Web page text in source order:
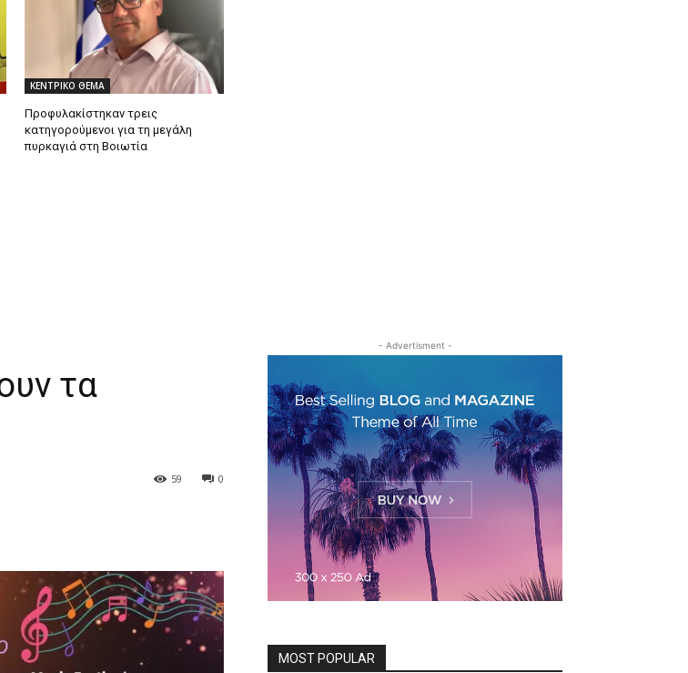
ΚΕΝΤΡΙΚΟ ΘΕΜΑ
Προφυλακίστηκαν τρεις
κατηγορούμενοι για τη μεγάλη
πυρκαγιά στη Βοιωτία